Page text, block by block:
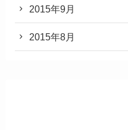
2015年9月
2015年8月